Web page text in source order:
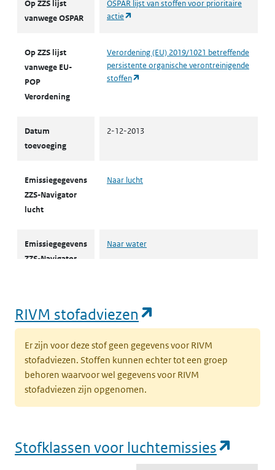
Op ZZS lijst
vanwege OSPAR
OSPAR lijst van stoffen voor prioritaire
actie
Op ZZS lijst
vanwege EU-
POP
Verordening
Verordening (EU) 2019/1021 betreffende
persistente organische verontreinigende
stoffen
Datum
toevoeging
2-12-2013
Emissiegegevens
ZZS-Navigator
lucht
Naar lucht
Emissiegegevens
ZZS-Navigator
Naar water
RIVM stofadviezen
Er zijn voor deze stof geen gegevens voor RIVM
stofadviezen. Stoffen kunnen echter tot een groep
behoren waarvoor wel gegevens voor RIVM
stofadviezen zijn opgenomen.
Stofklassen voor luchtemissies